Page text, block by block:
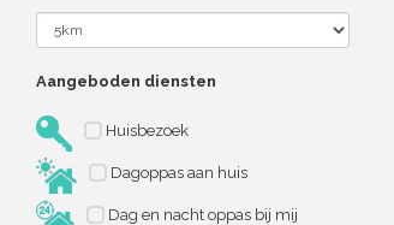
Aangeboden diensten
Huisbezoek
Dagoppas aan huis
Dag en nacht oppas bij mij